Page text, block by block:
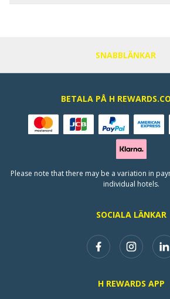
SNABBLÄNKAR
SOCIALA LÄNKAR
H REWARDS APP
BETALA PÅ H
Please note that there may be a variation in
individual hotels.